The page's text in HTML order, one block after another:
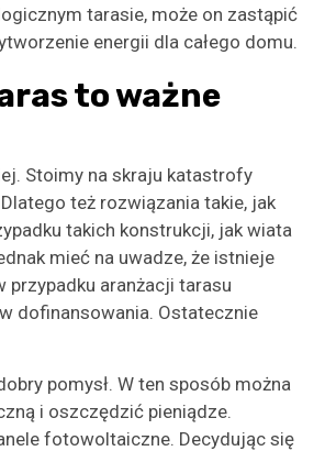
tarasie, może on zastąpić
energii dla całego domu.
to ważne
Stoimy na skraju katastrofy
też rozwiązania takie, jak
takich konstrukcji, jak wiata
mieć na uwadze, że istnieje
aranżacji tarasu
dofinansowania. Ostatecznie
pomysł. W ten sposób można
i oszczędzić pieniądze.
fotowoltaiczne. Decydując się